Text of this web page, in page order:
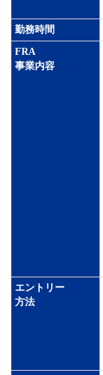
勤務時間
FRA
事業内容
エントリー
方法